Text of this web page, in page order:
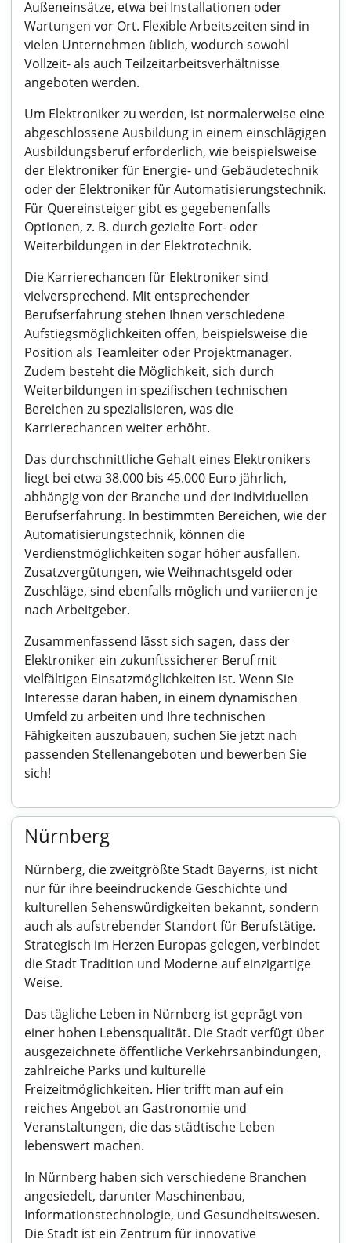
Außeneinsätze, etwa bei Installationen oder
Wartungen vor Ort. Flexible Arbeitszeiten sind in
vielen Unternehmen üblich, wodurch sowohl
Vollzeit- als auch Teilzeitarbeitsverhältnisse
angeboten werden.
Um Elektroniker zu werden, ist normalerweise eine
abgeschlossene Ausbildung in einem einschlägigen
Ausbildungsberuf erforderlich, wie beispielsweise
der Elektroniker für Energie- und Gebäudetechnik
oder der Elektroniker für Automatisierungstechnik.
Für Quereinsteiger gibt es gegebenenfalls
Optionen, z. B. durch gezielte Fort- oder
Weiterbildungen in der Elektrotechnik.
Die Karrierechancen für Elektroniker sind
vielversprechend. Mit entsprechender
Berufserfahrung stehen Ihnen verschiedene
Aufstiegsmöglichkeiten offen, beispielsweise die
Position als Teamleiter oder Projektmanager.
Zudem besteht die Möglichkeit, sich durch
Weiterbildungen in spezifischen technischen
Bereichen zu spezialisieren, was die
Karrierechancen weiter erhöht.
Das durchschnittliche Gehalt eines Elektronikers
liegt bei etwa 38.000 bis 45.000 Euro jährlich,
abhängig von der Branche und der individuellen
Berufserfahrung. In bestimmten Bereichen, wie der
Automatisierungstechnik, können die
Verdienstmöglichkeiten sogar höher ausfallen.
Zusatzvergütungen, wie Weihnachtsgeld oder
Zuschläge, sind ebenfalls möglich und variieren je
nach Arbeitgeber.
Zusammenfassend lässt sich sagen, dass der
Elektroniker ein zukunftssicherer Beruf mit
vielfältigen Einsatzmöglichkeiten ist. Wenn Sie
Interesse daran haben, in einem dynamischen
Umfeld zu arbeiten und Ihre technischen
Fähigkeiten auszubauen, suchen Sie jetzt nach
passenden Stellenangeboten und bewerben Sie
sich!
Nürnberg
Nürnberg, die zweitgrößte Stadt Bayerns, ist nicht
nur für ihre beeindruckende Geschichte und
kulturellen Sehenswürdigkeiten bekannt, sondern
auch als aufstrebender Standort für Berufstätige.
Strategisch im Herzen Europas gelegen, verbindet
die Stadt Tradition und Moderne auf einzigartige
Weise.
Das tägliche Leben in Nürnberg ist geprägt von
einer hohen Lebensqualität. Die Stadt verfügt über
ausgezeichnete öffentliche Verkehrsanbindungen,
zahlreiche Parks und kulturelle
Freizeitmöglichkeiten. Hier trifft man auf ein
reiches Angebot an Gastronomie und
Veranstaltungen, die das städtische Leben
lebenswert machen.
In Nürnberg haben sich verschiedene Branchen
angesiedelt, darunter Maschinenbau,
Informationstechnologie, und Gesundheitswesen.
Die Stadt ist ein Zentrum für innovative